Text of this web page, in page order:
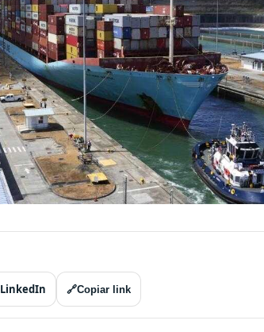
LinkedIn 🔗Copiar link